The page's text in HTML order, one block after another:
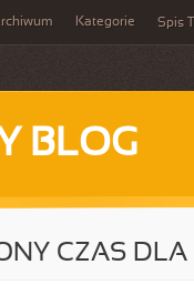
Kategorie Spis
BLOG
CZAS